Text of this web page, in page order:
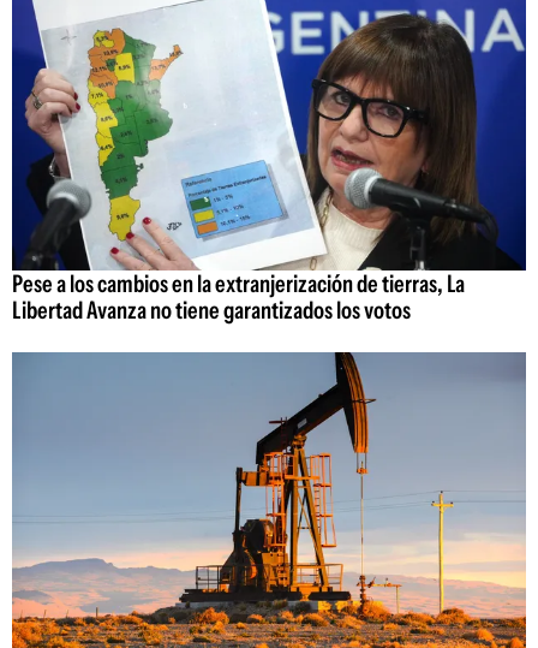
Pese a los cambios en la extranjerización de tierras, La
Libertad Avanza no tiene garantizados los votos